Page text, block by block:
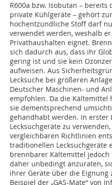
R600a bzw. Isobutan –
private Kühlgeräte – gehört
hochentzündliche Stoff darf
verwendet werden, weshalb
Privathaushalten eignet.
sich dadurch aus, dass ihr
gering ist und sie kein
aufweisen. Aus
Lecksuche bei größeren
Deutscher Maschinen- und
empfohlen. Da die Kältemittel
sie dementsprechend
gehandhabt werden. In erster
Lecksuchgeräte zu
vergleichbaren Richtlinien
traditionellen Lecksuchgeräte
brennbarer Kältemittel
daher unbedingt anzuraten,
ihrer Geräte über die Eignung
Beispiel der „GAS-Mate“ von